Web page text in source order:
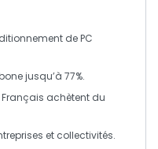
de PC
jusqu’à 77%.
Français achètent du
et collectivités.